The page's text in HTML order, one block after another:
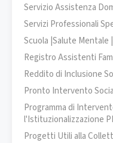
Servizio Assistenza
Servizi Professionali
Scuola |Salute Mentale |
Registro Assistenti
Reddito di Inclusione
Pronto Intervento
Programma di
l'Istituzionalizzazione
Progetti Utili alla